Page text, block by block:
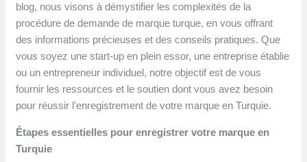
blog, nous visons à démystifier les complexités de la
procédure de demande de marque turque, en vous offrant
des informations précieuses et des conseils pratiques. Que
vous soyez une start-up en plein essor, une entreprise établie
ou un entrepreneur individuel, notre objectif est de vous
fournir les ressources et le soutien dont vous avez besoin
pour réussir l’enregistrement de votre marque en Turquie.
Étapes essentielles pour enregistrer votre marque en
Turquie